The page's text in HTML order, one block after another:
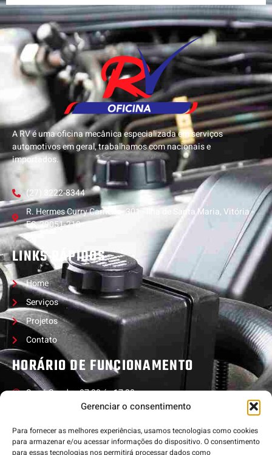
Gerenciar o consentimento
Para fornecer as melhores experiências, usamos tecnologias como cookies
para armazenar e/ou acessar informações do dispositivo. O consentimento
para essas tecnologias nos permitirá processar dados como
A RV é uma oficina mecânica especializada em serviços
automotivos em geral, trabalhamos com nacionais e
importados.
(27) 3222-8344
R. Hermes Curry Carneiro, 301 - Ilha de Santa Maria, Vitória -
ES, 29051-210
LINKS RÁPIDOS
Home
Serviços
Projetos
Contato
HORÁRIO DE FUNCIONAMENTO
Seg á Sex das 07:30 ás 17:30
Nossa equipe de suporte está disponível 24hrs por dia, nos 7 dias
da semana para responder
às suas necessidades.